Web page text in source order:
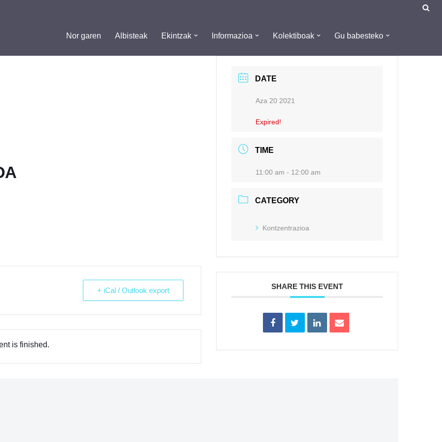
Nor garen Albisteak Ekintzak Informazioa Kolektiboak Gu babesteko
+ iCal / Outlook export
is finished.
DATE
Aza 20 2021
Expired!
TIME
11:00 am - 12:00 am
CATEGORY
Kontzentrazioa
SHARE THIS EVENT